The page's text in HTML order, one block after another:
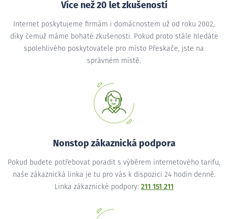
Více než 20 let zkušeností
Internet poskytujeme firmám i domácnostem už od roku 2002,
díky čemuž máme bohaté zkušenosti. Pokud proto stále hledáte
spolehlivého poskytovatele pro místo Přeskače, jste na
správném místě.
Nonstop zákaznická podpora
Pokud budete potřebovat poradit s výběrem internetového tarifu,
naše zákaznická linka je tu pro vás k dispozici 24 hodin denně.
Linka zákaznické podpory: 211 151 211